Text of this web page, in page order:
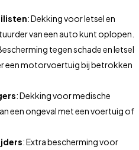
: Dekking voor letsel en
van een auto kunt oplopen.
tegen schade en letsel
een motorvoertuig bij betrokken
: Dekking voor medische
een ongeval met een voertuig of
: Extra bescherming voor